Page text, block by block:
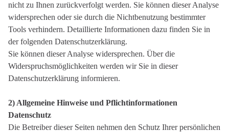
nicht zu Ihnen zurückverfolgt werden. Sie können dieser Analyse
widersprechen oder sie durch die Nichtbenutzung bestimmter
Tools verhindern. Detaillierte Informationen dazu finden Sie in
der folgenden Datenschutzerklärung.
Sie können dieser Analyse widersprechen. Über die
Widerspruchsmöglichkeiten werden wir Sie in dieser
Datenschutzerklärung informieren.
2) Allgemeine Hinweise und Pflichtinformationen
Datenschutz
Die Betreiber dieser Seiten nehmen den Schutz Ihrer persönlichen